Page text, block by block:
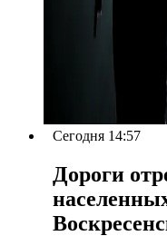
Сегодня 14:57
Дороги